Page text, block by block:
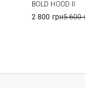
BOLD HOOD II
2 800 грн5 600